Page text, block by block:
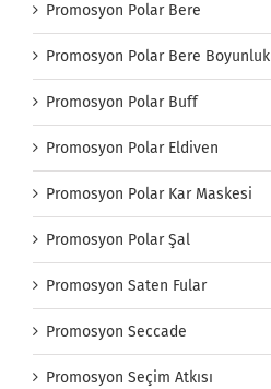
Promosyon Polar Bere
Promosyon Polar Bere Boyunluk
Promosyon Polar Buff
Promosyon Polar Eldiven
Promosyon Polar Kar Maskesi
Promosyon Polar Şal
Promosyon Saten Fular
Promosyon Seccade
Promosyon Seçim Atkısı